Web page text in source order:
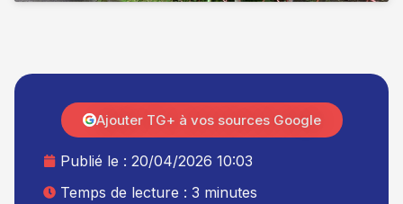
Publié le : 20/04/2026 10:03
Temps de lecture : 3 minutes
Ajouter TG+ à vos sources Google